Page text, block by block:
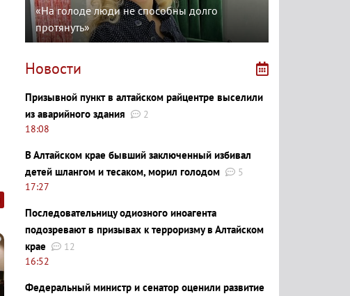
«На голоде люди не способны долго
протянуть»
Новости
Призывной пункт в алтайском райцентре выселили
из аварийного здания
2
18:08
В Алтайском крае бывший заключенный избивал
детей шлангом и тесаком, морил голодом
5
17:27
Последовательницу одиозного иноагента
подозревают в призывах к терроризму в Алтайском
крае
12
16:52
Федеральный министр и сенатор оценили развитие